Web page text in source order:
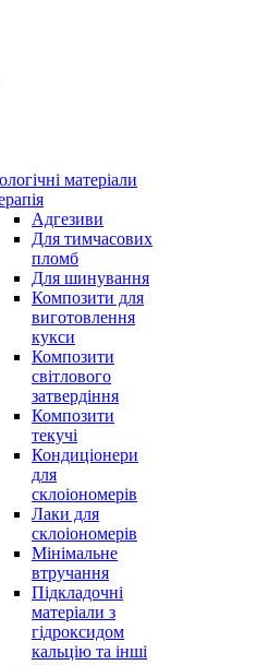
матеріали
Адгезиви
Для тимчасових
пломб
Для шинування
Композити для
виготовлення
кукси
Композити
світлового
затвердіння
Композити
текучі
Кондиціонери
для
склоіономерів
Лаки для
склоіономерів
Мінімальне
втручання
Підкладочні
матеріали з
гідроксидом
кальцію та інші